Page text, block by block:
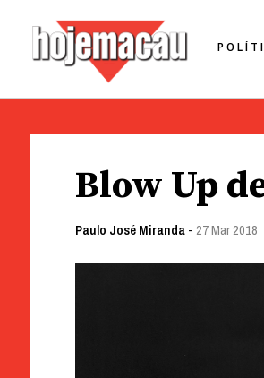
Blow Up
Paulo José Miranda- 27 Mar 2018